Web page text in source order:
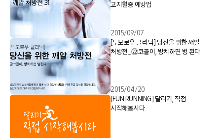
고지혈증 예방법
2015/09/07
[투모로우 클리닉] 당신을 위한 깨알
처방전_㉒코골이, 방치하면 병 된다
2015/04/20
[FUN RUNNING] 달리기, 직접
시작해봅시다